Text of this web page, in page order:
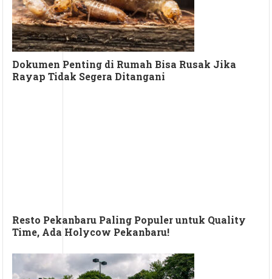
Dokumen Penting di Rumah Bisa Rusak Jika
Rayap Tidak Segera Ditangani
Resto Pekanbaru Paling Populer untuk Quality
Time, Ada Holycow Pekanbaru!